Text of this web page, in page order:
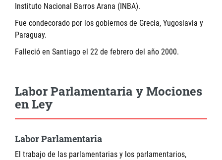
Instituto Nacional Barros Arana (INBA).
Fue condecorado por los gobiernos de Grecia, Yugoslavia y
Paraguay.
Falleció en Santiago el 22 de febrero del año 2000.
Labor Parlamentaria y Mociones
en Ley
Labor Parlamentaria
El trabajo de las parlamentarias y los parlamentarios,